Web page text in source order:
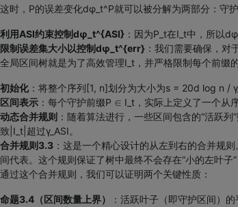
这时，P的误差变化dφ_t^P就可以被分解为两部分：守
利用ASI约束控制dφ_t^{ASI} ：因为P_t在I_t中，所以
限制误差集大小以控制dφ_t^{err} ：我们需要确保，对
全局区间树就是为了高效管理I_t，并严格限制每个前缀
初始化：将整个序列[1, n]划分为大小为s = 20d log n /
区间表示 ：每个守护前缀P ∈ I_t，实际上定义了一个从
动态合并规则 ：随着算法进行，一些区间包含的“活跃
致|I_t|超过γ_ASI。
合并规则3.3 ：这是一个精心设计的从左到右的合并规
间代表。这个规则保证了树中最终不会存在“小的左叶
通过这个合并规则，我们可以证明两个关键性质：
命题3.4（区间数量上界）
：活跃叶子（即守护区间）